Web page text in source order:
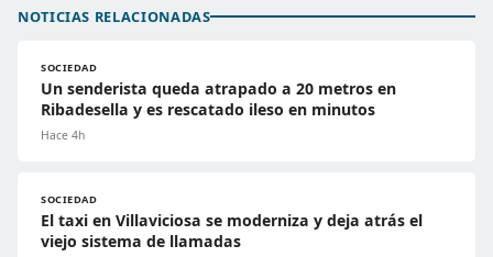
NOTICIAS RELACIONADAS
SOCIEDAD
Un senderista queda atrapado a 20 metros en
Ribadesella y es rescatado ileso en minutos
Hace 4h
SOCIEDAD
El taxi en Villaviciosa se moderniza y deja atrás el
viejo sistema de llamadas